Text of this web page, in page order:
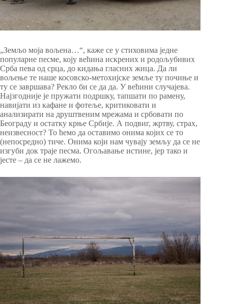
„Земљо моја вољена…“, каже се у стиховима једне
популарне песме, коју већина искрених и родољубивих
Срба пева од срца, до кидања гласних жица. Да ли
вољење те наше косовско-метохијске земље ту почиње и
ту се завршава? Рекло би се да да. У већини случајева.
Најзгодније је пружати подршку, тапшати по рамену,
навијати из кафане и фотеље, критиковати и
анализирати на друштвеним мрежама и србовати по
Београду и остатку крње Србије. А подвиг, жртву, страх,
неизвесност? То ћемо да оставимо онима којих се то
(непосредно) тиче. Онима који нам чувају земљу да се не
изгуби док траје песма. Огољавање истине, јер тако и
јесте – да се не лажемо.